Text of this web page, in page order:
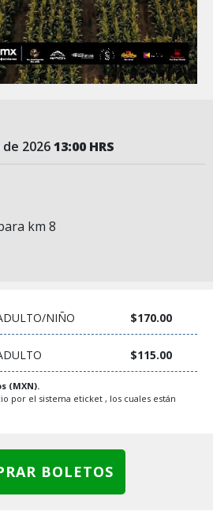
202613:00 HRS
km 8
NIÑO $170.00
$115.00
(MXN).
por el sistema eticket , los cuales están
BOLETOS